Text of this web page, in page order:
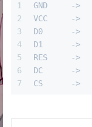
1
2
3
4
5
6
7